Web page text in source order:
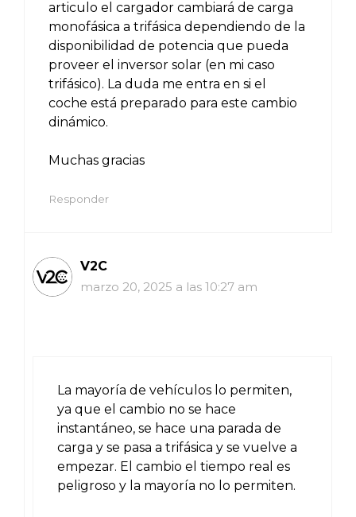
articulo el cargador cambiará de carga
monofásica a trifásica dependiendo de la
disponibilidad de potencia que pueda
proveer el inversor solar (en mi caso
trifásico). La duda me entra en si el
coche está preparado para este cambio
dinámico.
Muchas gracias
Responder
V2C
marzo 20, 2025 a las 10:27 am
La mayoría de vehículos lo permiten,
ya que el cambio no se hace
instantáneo, se hace una parada de
carga y se pasa a trifásica y se vuelve a
empezar. El cambio el tiempo real es
peligroso y la mayoría no lo permiten.